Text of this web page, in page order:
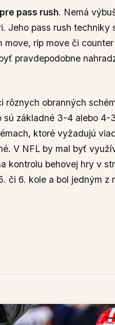
pass rush. Nemá
Jeho pass rush techniky
rip move či
pravdepodobne
rôznych obranných
základné 3-4 alebo 4-
ktoré vyžadujú
V NFL by mal byť
kontrolu behovej hry v
či 6. kole a bol jedným z